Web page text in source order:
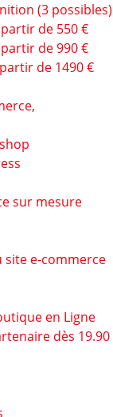
(3 possibles)
de 550 €
de 990 €
de 1490 €
sur mesure
site e-commerce
en Ligne
dès 19.90